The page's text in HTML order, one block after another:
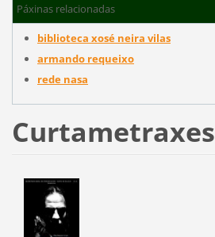
Páxinas relacionadas
biblioteca xosé neira vilas
armando requeixo
rede nasa
Curtametraxes